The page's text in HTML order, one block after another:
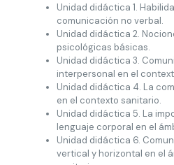
Unidad didáctica 1.
comunicación no verbal.
Unidad didáctica 2.
psicológicas básicas.
Unidad didáctica 3.
interpersonal en el
Unidad didáctica 4. La
en el contexto sanitario.
Unidad didáctica 5. La
lenguaje corporal en el
Unidad didáctica 6.
vertical y horizontal en el